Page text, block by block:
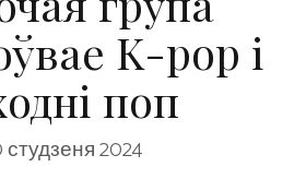
K-pop і
поп
студзеня 2024